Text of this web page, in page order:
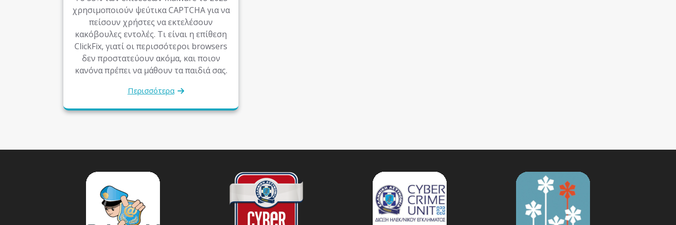
χρησιμοποιούν ψεύτικα CAPTCHA για να
πείσουν χρήστες να εκτελέσουν
κακόβουλες εντολές. Τι είναι η επίθεση
ClickFix, γιατί οι περισσότεροι browsers
δεν προστατεύουν ακόμα, και ποιον
κανόνα πρέπει να μάθουν τα παιδιά σας.
Περισσότερα